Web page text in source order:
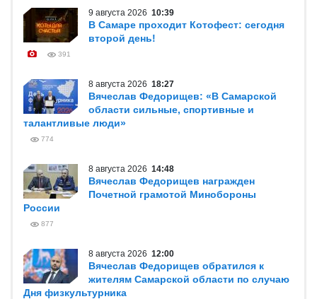
9 августа 2026 10:39
В Самаре проходит Котофест: сегодня
второй день!
391
8 августа 2026 18:27
Вячеслав Федорищев: «В Самарской
области сильные, спортивные и
талантливые люди»
774
8 августа 2026 14:48
Вячеслав Федорищев награжден
Почетной грамотой Минобороны
России
877
8 августа 2026 12:00
Вячеслав Федорищев обратился к
жителям Самарской области по случаю
Дня физкультурника